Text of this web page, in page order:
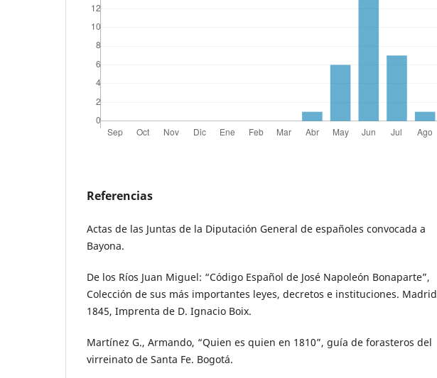
Referencias
Actas de las Juntas de la Diputación General de españoles convocada a
Bayona.
De los Ríos Juan Miguel: “Código Español de José Napoleón Bonaparte”,
Colección de sus más importantes leyes, decretos e instituciones. Madrid
1845, Imprenta de D. Ignacio Boix.
Martínez G., Armando, “Quien es quien en 1810”, guía de forasteros del
virreinato de Santa Fe. Bogotá.